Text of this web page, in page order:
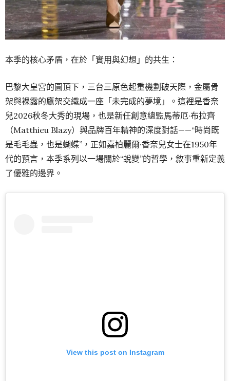
本季的核心矛盾，在於「實用與幻想」的共生：
巴黎大皇宮的圓頂下，三台三原色起重機劃破天際，金屬骨
架與裸露的鷹架交織成一座「未完成的夢境」。這裡是香奈
兒2026秋冬大秀的現場，也是新任創意總監馬蒂厄·布拉齊
（Matthieu Blazy）與品牌百年精神的深度對話——“時尚既
是毛毛蟲，也是蝴蝶”，正如嘉柏麗爾·香奈兒女士在1950年
代的預言，本季系列以一場關於“蛻變”的哲學，敘事重新定義
了優雅的邊界。
View this post on Instagram